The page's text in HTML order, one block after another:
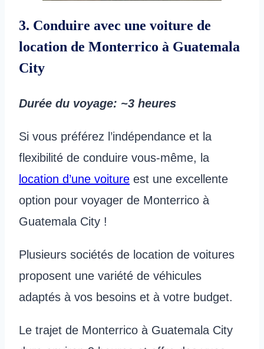
3. Conduire avec une voiture de
location de Monterrico à Guatemala
City
Durée du voyage: ~3 heures
Si vous préférez l’indépendance et la
flexibilité de conduire vous-même, la
location d’une voiture est une excellente
option pour voyager de Monterrico à
Guatemala City !
Plusieurs sociétés de location de voitures
proposent une variété de véhicules
adaptés à vos besoins et à votre budget.
Le trajet de Monterrico à Guatemala City